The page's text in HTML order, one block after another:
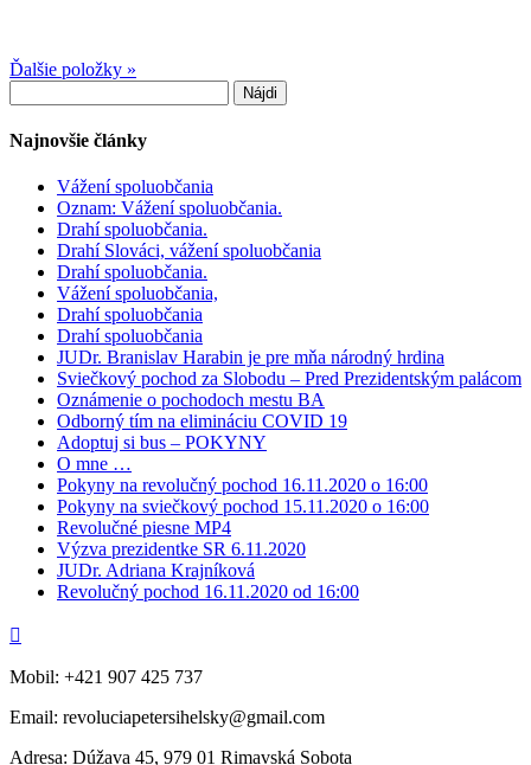
Ďalšie položky »
Najnovšie články
Vážení spoluobčania
Oznam: Vážení spoluobčania.
Drahí spoluobčania.
Drahí Slováci, vážení spoluobčania
Drahí spoluobčania.
Vážení spoluobčania,
Drahí spoluobčania
Drahí spoluobčania
JUDr. Branislav Harabin je pre mňa národný hrdina
Sviečkový pochod za Slobodu – Pred Prezidentským palácom
Oznámenie o pochodoch mestu BA
Odborný tím na elimináciu COVID 19
Adoptuj si bus – POKYNY
O mne …
Pokyny na revolučný pochod 16.11.2020 o 16:00
Pokyny na sviečkový pochod 15.11.2020 o 16:00
Revolučné piesne MP4
Výzva prezidentke SR 6.11.2020
JUDr. Adriana Krajníková
Revolučný pochod 16.11.2020 od 16:00

Mobil: +421 907 425 737
Email: revoluciapetersihelsky@gmail.com
Adresa: Dúžava 45, 979 01 Rimavská Sobota